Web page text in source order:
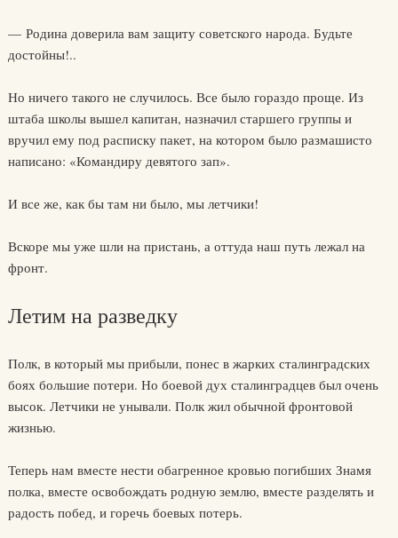
— Родина доверила вам защиту советского народа. Будьте
достойны!..
Но ничего такого не случилось. Все было гораздо проще. Из
штаба школы вышел капитан, назначил старшего группы и
вручил ему под расписку пакет, на котором было размашисто
написано: «Командиру девятого зап».
И все же, как бы там ни было, мы летчики!
Вскоре мы уже шли на пристань, а оттуда наш путь лежал на
фронт.
Летим на разведку
Полк, в который мы прибыли, понес в жарких сталинградских
боях большие потери. Но боевой дух сталинградцев был очень
высок. Летчики не унывали. Полк жил обычной фронтовой
жизнью.
Теперь нам вместе нести обагренное кровью погибших Знамя
полка, вместе освобождать родную землю, вместе разделять и
радость побед, и горечь боевых потерь.